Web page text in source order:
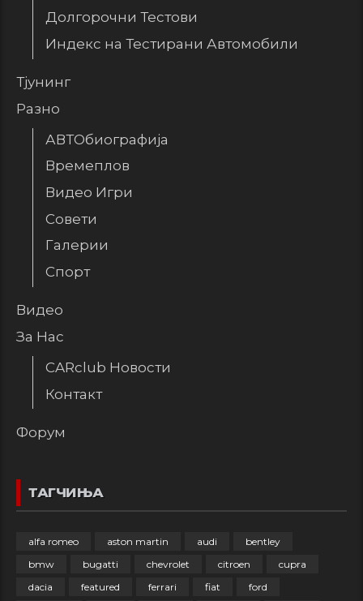
Долгорочни Тестови
Индекс на Тестирани Автомобили
Тјунинг
Разно
АВТОбиографија
Времеплов
Видео Игри
Совети
Галерии
Спорт
Видео
За Нас
CARclub Новости
Контакт
Форум
ТАГЧИЊА
alfa romeo aston martin audi
bentley
bmw
bugatti chevrolet citroen
cupra
dacia
featured ferrari fiat ford